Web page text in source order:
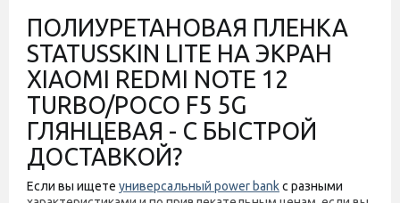
ПОЛИУРЕТАНОВАЯ ПЛЕНКА
STATUSSKIN LITE НА ЭКРАН
XIAOMI REDMI NOTE 12
TURBO/POCO F5 5G
ГЛЯНЦЕВАЯ - С БЫСТРОЙ
ДОСТАВКОЙ?
Если вы ищете универсальный power bankс разными